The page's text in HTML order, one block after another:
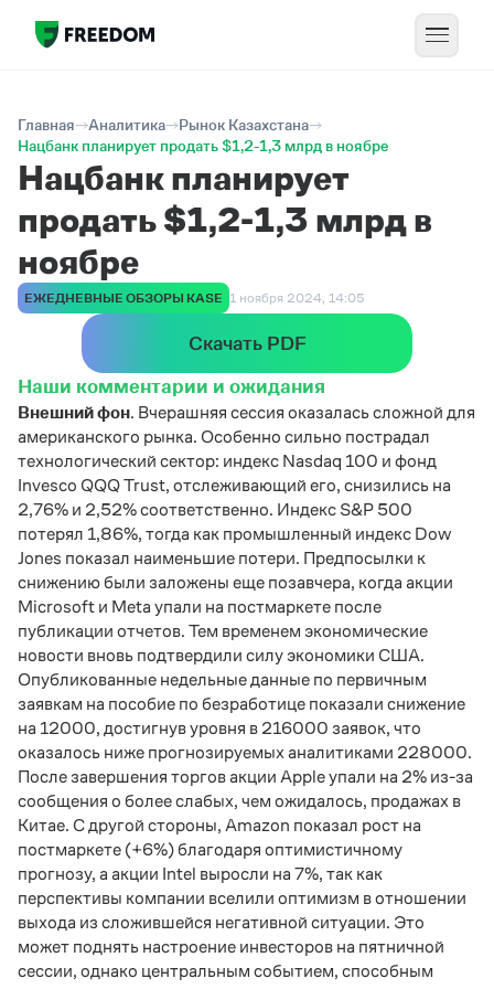
Главная Аналитика
Рынок Казахстана
Нацбанк планирует продать $1,2-1,3 млрд в ноябре
Нацбанк планирует
продать $1,2-1,3 млрд в
ноябре
ЕЖЕДНЕВНЫЕ ОБЗОРЫ KASE 1 ноября 2024, 14:05
Скачать PDF
Наши комментарии и ожидания
Внешний фон. Вчерашняя сессия оказалась сложной для
американского рынка. Особенно сильно пострадал
технологический сектор: индекс Nasdaq 100 и фонд
Invesco QQQ Trust, отслеживающий его, снизились на
2,76% и 2,52% соответственно. Индекс S&P 500
потерял 1,86%, тогда как промышленный индекс Dow
Jones показал наименьшие потери. Предпосылки к
снижению были заложены еще позавчера, когда акции
Microsoft и Meta упали на постмаркете после
публикации отчетов. Тем временем экономические
новости вновь подтвердили силу экономики США.
Опубликованные недельные данные по первичным
заявкам на пособие по безработице показали снижение
на 12000, достигнув уровня в 216000 заявок, что
оказалось ниже прогнозируемых аналитиками 228000.
После завершения торгов акции Apple упали на 2% из-за
сообщения о более слабых, чем ожидалось, продажах в
Китае. С другой стороны, Amazon показал рост на
постмаркете (+6%) благодаря оптимистичному
прогнозу, а акции Intel выросли на 7%, так как
перспективы компании вселили оптимизм в отношении
выхода из сложившейся негативной ситуации. Это
может поднять настроение инвесторов на пятничной
сессии, однако центральным событием, способным